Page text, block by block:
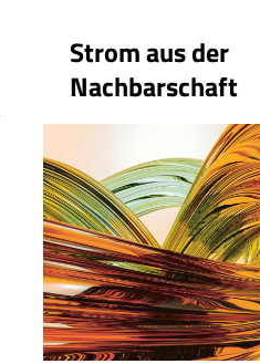
Strom aus der
Nachbarschaft